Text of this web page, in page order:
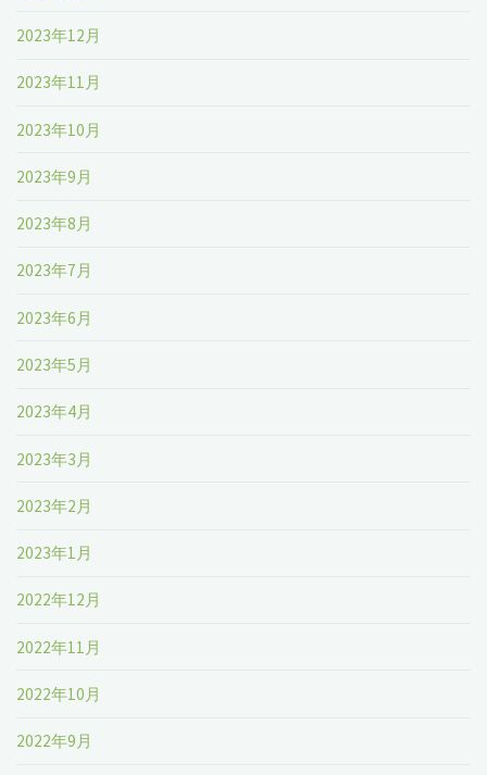
2023年12月
2023年11月
2023年10月
2023年9月
2023年8月
2023年7月
2023年6月
2023年5月
2023年4月
2023年3月
2023年2月
2023年1月
2022年12月
2022年11月
2022年10月
2022年9月